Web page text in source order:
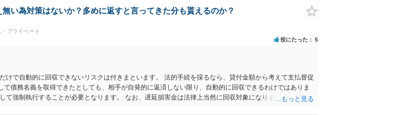
い為対策はないか？多めに返すと言ってきた分も貰えるのか？
・プライベート
役にたった 5
けで自動的に回収できないリスクは付きまといます。 法的手続を採るなら、貸付金額から考えて支払督促
債務名義を取得できたとしても、相手が自発的に返済しない限り、自動的に回収できるわけではありま
て強制執行することが必要となります。 なお、遅延損害金は法律上当然に回収対象になりますが、お約束